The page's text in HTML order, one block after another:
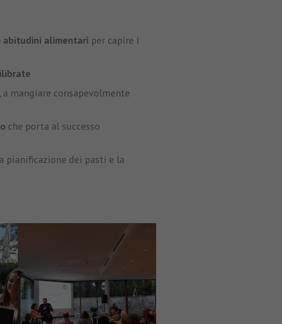
abitudini alimentari per capire i
, a mangiare consapevolmente
che porta al successo
pianificazione dei pasti e la